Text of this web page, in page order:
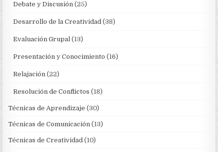
Debate y Discusión (25)
Desarrollo de la Creatividad (38)
Evaluación Grupal (13)
Presentación y Conocimiento (16)
Relajación (22)
Resolución de Conflictos (18)
Técnicas de Aprendizaje (30)
Técnicas de Comunicación (13)
Técnicas de Creatividad (10)